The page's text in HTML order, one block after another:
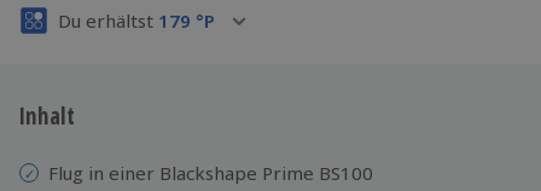
Volle Flexibilität
3 Jahre gültig & verlängerbar.
Du erhältst 179 °P
Inhalt
Flug in einer Blackshape Prime BS100